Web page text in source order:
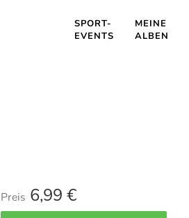
SPORT-
EVENTS
MEINE
ALBEN
Preis 6,99 €